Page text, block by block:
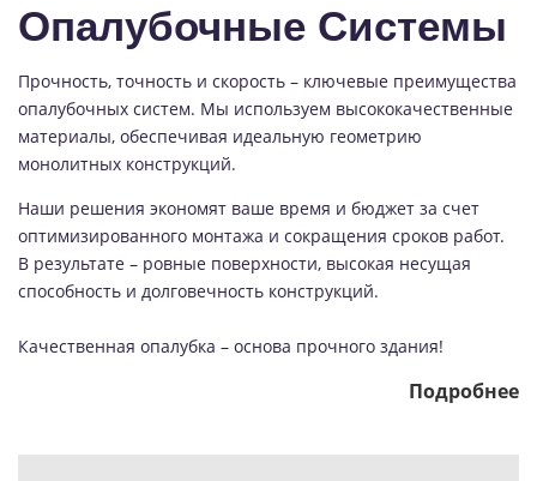
Опалубочные Системы
Прочность, точность и скорость – ключевые преимущества
опалубочных систем. Мы используем высококачественные
материалы, обеспечивая идеальную геометрию
монолитных конструкций.
Наши решения экономят ваше время и бюджет за счет
оптимизированного монтажа и сокращения сроков работ.
В результате – ровные поверхности, высокая несущая
способность и долговечность конструкций.
Качественная опалубка – основа прочного здания!
Подробнее